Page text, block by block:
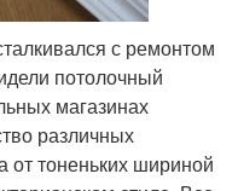
с ремонтом
потолочный
магазинах
различных
от тоненьких шириной